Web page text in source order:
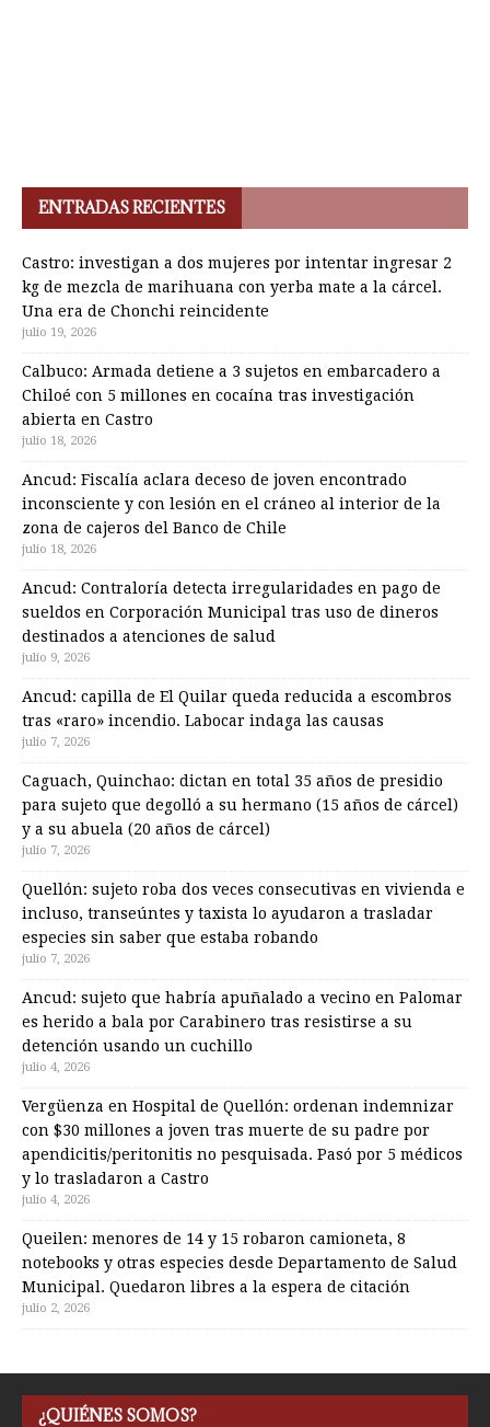
ENTRADAS RECIENTES
Castro: investigan a dos mujeres por intentar ingresar 2
kg de mezcla de marihuana con yerba mate a la cárcel.
Una era de Chonchi reincidente
julio 19, 2026
Calbuco: Armada detiene a 3 sujetos en embarcadero a
Chiloé con 5 millones en cocaína tras investigación
abierta en Castro
julio 18, 2026
Ancud: Fiscalía aclara deceso de joven encontrado
inconsciente y con lesión en el cráneo al interior de la
zona de cajeros del Banco de Chile
julio 18, 2026
Ancud: Contraloría detecta irregularidades en pago de
sueldos en Corporación Municipal tras uso de dineros
destinados a atenciones de salud
julio 9, 2026
Ancud: capilla de El Quilar queda reducida a escombros
tras «raro» incendio. Labocar indaga las causas
julio 7, 2026
Caguach, Quinchao: dictan en total 35 años de presidio
para sujeto que degolló a su hermano (15 años de cárcel)
y a su abuela (20 años de cárcel)
julio 7, 2026
Quellón: sujeto roba dos veces consecutivas en vivienda e
incluso, transeúntes y taxista lo ayudaron a trasladar
especies sin saber que estaba robando
julio 7, 2026
Ancud: sujeto que habría apuñalado a vecino en Palomar
es herido a bala por Carabinero tras resistirse a su
detención usando un cuchillo
julio 4, 2026
Vergüenza en Hospital de Quellón: ordenan indemnizar
con $30 millones a joven tras muerte de su padre por
apendicitis/peritonitis no pesquisada. Pasó por 5 médicos
y lo trasladaron a Castro
julio 4, 2026
Queilen: menores de 14 y 15 robaron camioneta, 8
notebooks y otras especies desde Departamento de Salud
Municipal. Quedaron libres a la espera de citación
julio 2, 2026
¿QUIÉNES SOMOS?